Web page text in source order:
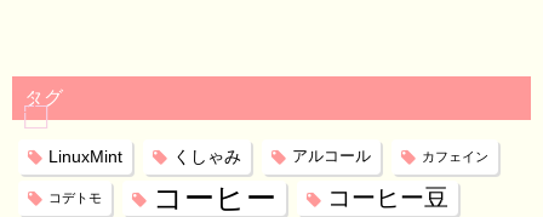
タグ
LinuxMint くしゃみ アルコール カフェイン
コデトモ コーヒー コーヒー豆